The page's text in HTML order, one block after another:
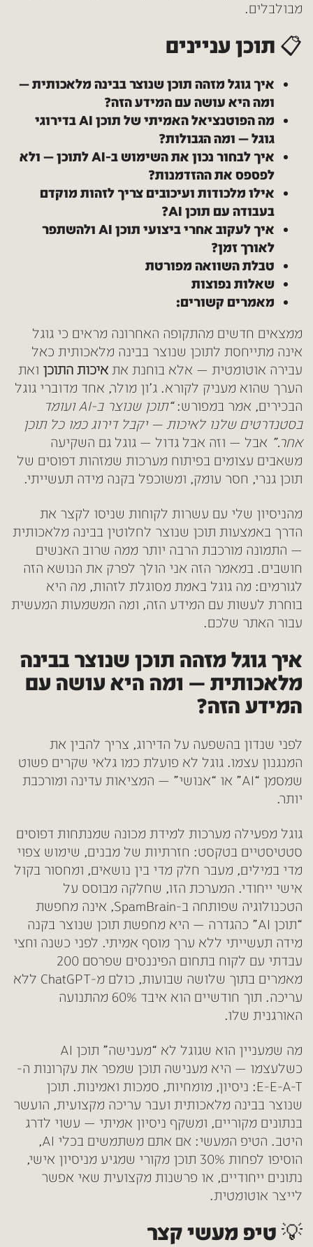
מבולבלים.
📋 תוכן עניינים
איך גוגל מזהה תוכן שנוצר בבינה מלאכותית —
ומה היא עושה עם המידע הזה?
מה הפוטנציאל האמיתי של תוכן AI בדירוגי
גוגל — ומה הגבולות?
איך לבחור נכון את השימוש ב-AI לתוכן — ולא
לפספס את ההזדמנות?
אילו מלכודות ועיכובים צריך לזהות מוקדם
בעבודה עם תוכן AI?
איך לעקוב אחרי ביצועי תוכן AI ולהשתפר
לאורך זמן?
טבלת השוואה מפורטת
שאלות נפוצות
מאמרים קשורים:
ממצאים חדשים מהתקופה האחרונה מראים כי גוגל
אינה מתייחסת לתוכן שנוצר בבינה מלאכותית כאל
עבירה אוטומטית — אלא בוחנת את איכות התוכן ואת
הערך שהוא מעניק לקורא. ג’ון מולר, אחד מדוברי גוגל
הבכירים, אמר במפורש:
“תוכן שנוצר ב-AI ועומד
בסטנדרטים שלנו לאיכות — יקבל דירוג כמו כל תוכן
אחר.” אבל — וזה אבל גדול — גוגל גם השקיעה
משאבים עצומים בפיתוח מערכות שמזהות דפוסים של
תוכן גנרי, חסר עומק, ומשוכפל בקנה מידה תעשייתי.
מהניסיון שלי עם עשרות לקוחות שניסו לקצר את
הדרך באמצעות תוכן שנוצר לחלוטין בבינה מלאכותית
— התמונה מורכבת הרבה יותר ממה שרוב האנשים
חושבים. במאמר הזה אני הולך לפרק את הנושא הזה
לגורמים: מה גוגל באמת מסוגלת לזהות, מה היא
בוחרת לעשות עם המידע הזה, ומה המשמעות המעשית
עבור האתר שלכם.
איך גוגל מזהה תוכן שנוצר בבינה
מלאכותית — ומה היא עושה עם
המידע הזה?
לפני שנדון בהשפעה על הדירוג, צריך להבין את
המנגנון עצמו. גוגל לא פועלת כמו גלאי שקרים פשוט
שמסמן “AI” או “אנושי” — המציאות עדינה ומורכבת
יותר.
גוגל מפעילה מערכות למידת מכונה שמנתחות דפוסים
סטטיסטיים בטקסט: חזרתיות של מבנים, שימוש צפוי
מדי במילים, מעבר חלק מדי בין נושאים, ומחסור בקול
אישי ייחודי. המערכת הזו, שחלקה מבוסס על
הטכנולוגיה שפותחה ב-SpamBrain, אינה מחפשת
“תוכן AI” כהגדרה — היא מחפשת תוכן שנוצר בקנה
מידה תעשייתי ללא ערך מוסף אמיתי. לפני כשנה וחצי
עבדתי עם לקוח בתחום הפיננסים שפרסם 200
מאמרים בתוך שלושה שבועות, כולם מ-ChatGPT ללא
עריכה. תוך חודשיים הוא איבד 60% מהתנועה
האורגנית שלו.
מה שמעניין הוא שגוגל לא “מענישה” תוכן AI
כשלעצמו — היא מענישה תוכן שמפר את עקרונות ה-
E-E-A-T: ניסיון, מומחיות, סמכות ואמינות. תוכן
שנוצר בבינה מלאכותית ועבר עריכה מקצועית, הועשר
בנתונים מקוריים, ומשקף ניסיון אמיתי — עשוי לדרג
היטב. הטיפ המעשי: אם אתם משתמשים בכלי AI,
הוסיפו לפחות 30% תוכן מקורי שמגיע מניסיון אישי,
נתונים ייחודיים, או פרשנות מקצועית שאי אפשר
לייצר אוטומטית.
💡 טיפ מעשי קצר